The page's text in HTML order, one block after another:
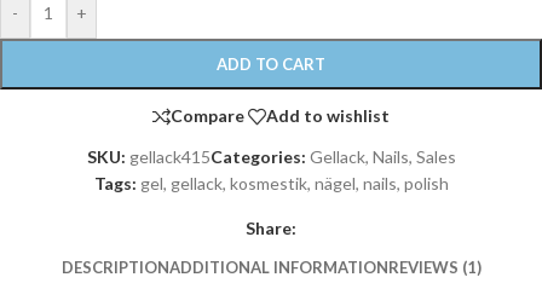
- +
ADD TO CART
Compare
Add to wishlist
SKU: gellack415Categories: Gellack, Nails, Sales
Tags: gel, gellack, kosmestik, nägel, nails, polish
Share:
DESCRIPTIONADDITIONAL INFORMATIONREVIEWS (1)